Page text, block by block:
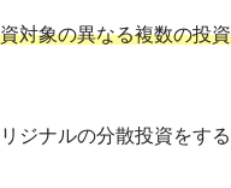
対象の異なる複数の投
ジナルの分散投資をする